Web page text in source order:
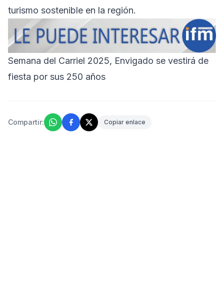
turismo sostenible en la región.
Semana del Carriel 2025, Envigado se vestirá de
fiesta por sus 250 años
Compartir: Copiar enlace